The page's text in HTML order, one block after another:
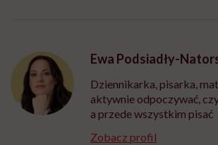
Ewa Podsiadły-
Dziennikarka, pisarka,
aktywnie odpoczywać,
a przede wszystkim pisać
Zobacz profil